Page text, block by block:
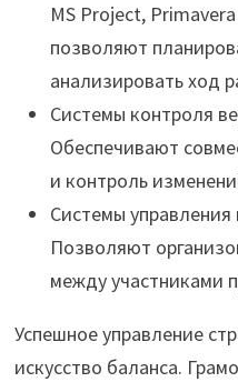
MS Project,
позволяют
анализировать ход
Системы контроля
Обеспечивают
и контроль
Системы
Позволяют
между участниками
Успешное управление
искусство баланса.